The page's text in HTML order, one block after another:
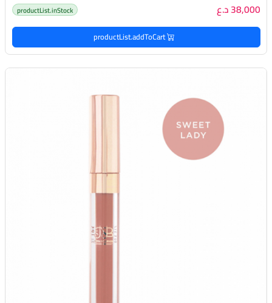
38,000 د.ع productList.inStock
productList.addToCart